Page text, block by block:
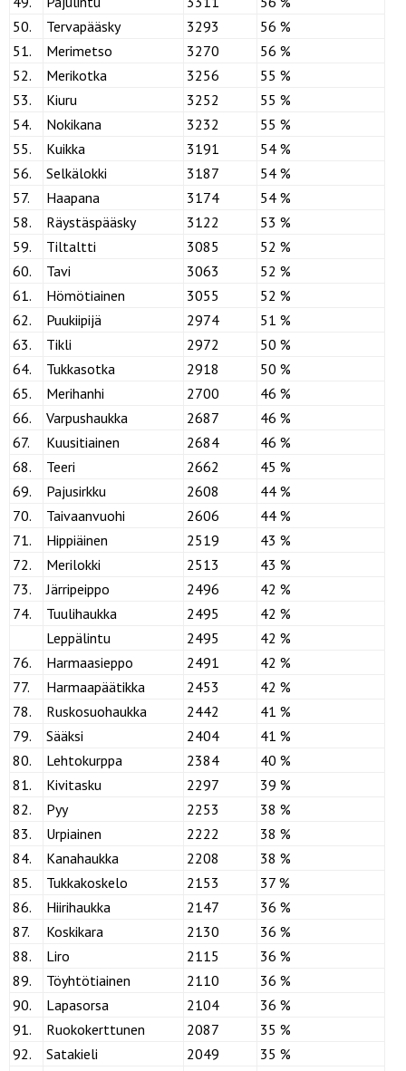
50.
Tervapääsky 3293
56 %
51.
Merimetso 3270
56 %
52.
Merikotka 3256
55 %
53.
Kiuru 3252
55 %
54.
Nokikana 3232
55 %
55.
Kuikka 3191
54 %
56.
Selkälokki 3187
54 %
57.
Haapana 3174
54 %
58.
Räystäspääsky 3122
53 %
59.
Tiltaltti 3085
52 %
60.
Tavi 3063
52 %
61.
Hömötiainen 3055
52 %
62.
Puukiipijä 2974
51 %
63.
Tikli 2972
50 %
64.
Tukkasotka 2918
50 %
65.
Merihanhi 2700
46 %
66.
Varpushaukka 2687
46 %
67.
Kuusitiainen 2684
46 %
68.
Teeri 2662
45 %
69.
Pajusirkku 2608
44 %
70.
Taivaanvuohi 2606
44 %
71.
Hippiäinen 2519
43 %
72.
Merilokki 2513
43 %
73.
Järripeippo 2496
42 %
74.
Tuulihaukka 2495
42 %
Leppälintu
2495
42 %
76.
Harmaasieppo 2491
42 %
77.
Harmaapäätikka 2453
42 %
78.
Ruskosuohaukka 2442
41 %
79.
Sääksi 2404
41 %
80.
Lehtokurppa 2384
40 %
81.
Kivitasku 2297
39 %
82.
Pyy 2253
38 %
83.
Urpiainen 2222
38 %
84.
Kanahaukka 2208
38 %
85.
Tukkakoskelo 2153
37 %
86.
Hiirihaukka 2147
36 %
87.
Koskikara 2130
36 %
88.
Liro 2115
36 %
89.
Töyhtötiainen 2110
36 %
90.
Lapasorsa 2104
36 %
91.
Ruokokerttunen 2087
35 %
92.
Satakieli 2049
35 %